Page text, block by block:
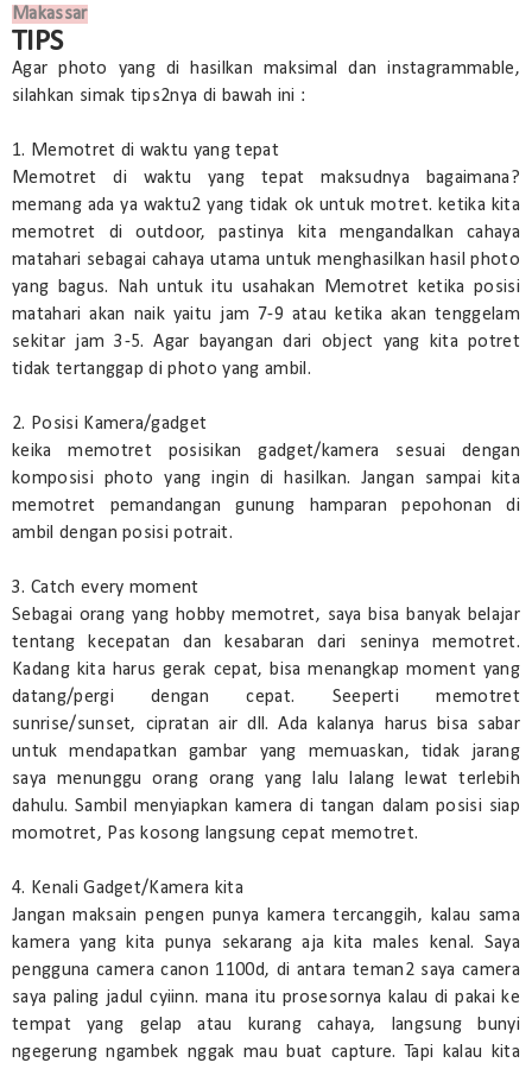
Makassar
TIPS
Agar photo yang di hasilkan maksimal dan instagrammable,
silahkan simak tips2nya di bawah ini :
1. Memotret di waktu yang tepat
Memotret di waktu yang tepat maksudnya bagaimana?
memang ada ya waktu2 yang tidak ok untuk motret. ketika kita
memotret di outdoor, pastinya kita mengandalkan cahaya
matahari sebagai cahaya utama untuk menghasilkan hasil photo
yang bagus. Nah untuk itu usahakan Memotret ketika posisi
matahari akan naik yaitu jam 7-9 atau ketika akan tenggelam
sekitar jam 3-5. Agar bayangan dari object yang kita potret
tidak tertanggap di photo yang ambil.
2. Posisi Kamera/gadget
keika memotret posisikan gadget/kamera sesuai dengan
komposisi photo yang ingin di hasilkan. Jangan sampai kita
memotret pemandangan gunung hamparan pepohonan di
ambil dengan posisi potrait.
3. Catch every moment
Sebagai orang yang hobby memotret, saya bisa banyak belajar
tentang kecepatan dan kesabaran dari seninya memotret.
Kadang kita harus gerak cepat, bisa menangkap moment yang
datang/pergi dengan cepat. Seeperti memotret
sunrise/sunset, cipratan air dll. Ada kalanya harus bisa sabar
untuk mendapatkan gambar yang memuaskan, tidak jarang
saya menunggu orang orang yang lalu lalang lewat terlebih
dahulu. Sambil menyiapkan kamera di tangan dalam posisi siap
momotret, Pas kosong langsung cepat memotret.
4. Kenali Gadget/Kamera kita
Jangan maksain pengen punya kamera tercanggih, kalau sama
kamera yang kita punya sekarang aja kita males kenal. Saya
pengguna camera canon 1100d, di antara teman2 saya camera
saya paling jadul cyiinn. mana itu prosesornya kalau di pakai ke
tempat yang gelap atau kurang cahaya, langsung bunyi
ngegerung ngambek nggak mau buat capture. Tapi kalau kita